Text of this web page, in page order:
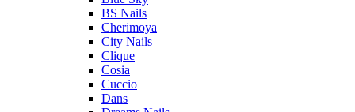
BS Nails
Cherimoya
City Nails
Clique
Cosia
Cuccio
Dans